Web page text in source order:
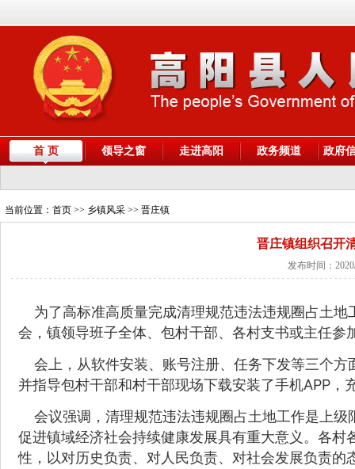
首 页 领导之窗 走进高阳 政务频道 政府
当前位置： 首页 >> 乡镇风采 >> 晋庄镇
晋庄镇组织召开
发布时间：
为了高标准高质量完成清理规范违法违规圈占土
会，镇领导班子全体、包村干部、各村支书或主任参
会上，从软件安装、账号注册、任务下发等三个方
并指导包村干部和村干部现场下载安装了手机APP
会议强调，清理规范违法违规圈占土地工作是上级
促进镇域经济社会持续健康发展具有重大意义。各
性，以对历史负责、对人民负责、对社会发展负责